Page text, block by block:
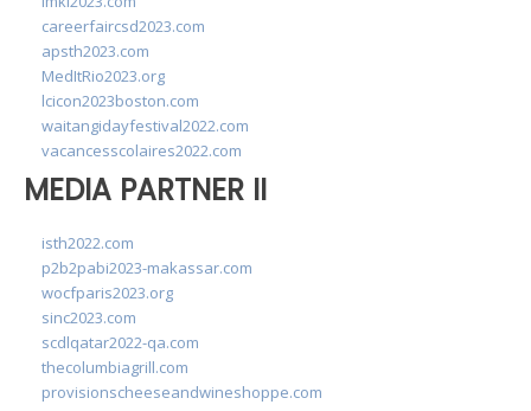
careerfaircsd2023.com
apsth2023.com
MedItRio2023.org
lcicon2023boston.com
waitangidayfestival2022.com
vacancesscolaires2022.com
MEDIA PARTNER II
isth2022.com
p2b2pabi2023-makassar.com
wocfparis2023.org
sinc2023.com
scdlqatar2022-qa.com
thecolumbiagrill.com
provisionscheeseandwineshoppe.com